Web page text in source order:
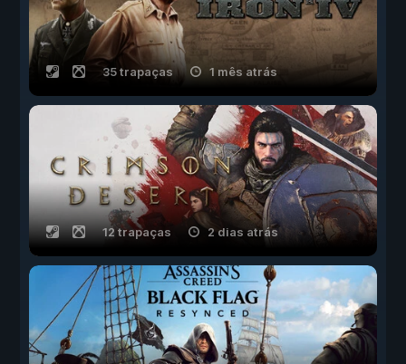
35 trapaças 1 mês atrás
12 trapaças 2 dias atrás